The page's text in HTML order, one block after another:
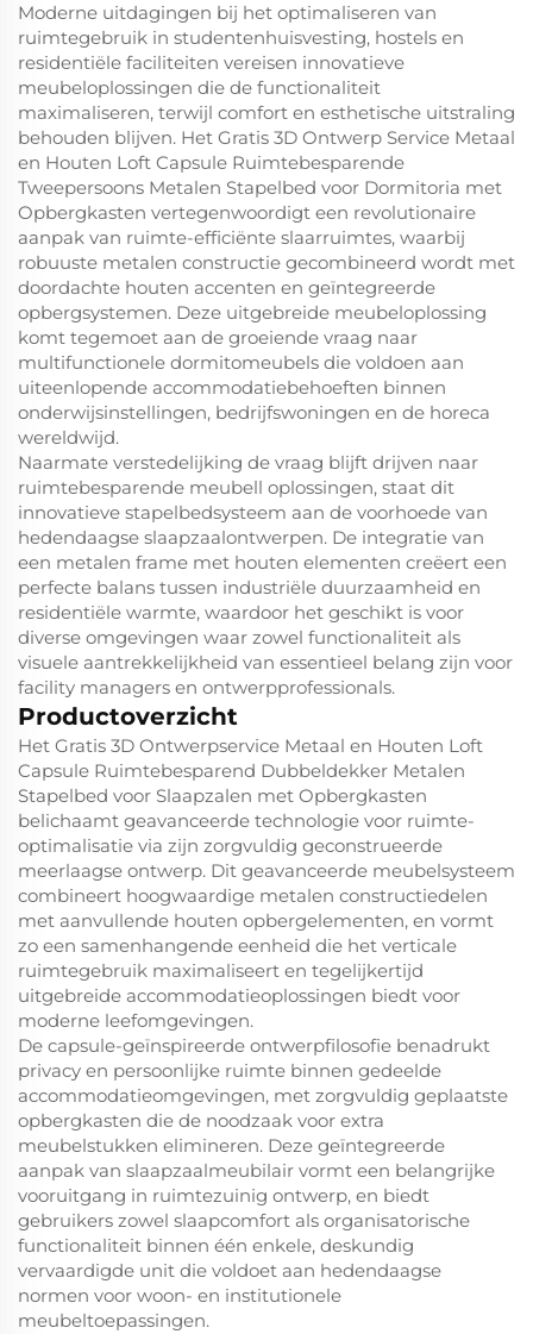
Moderne uitdagingen bij het optimaliseren van
ruimtegebruik in studentenhuisvesting, hostels en
residentiële faciliteiten vereisen innovatieve
meubeloplossingen die de functionaliteit
maximaliseren, terwijl comfort en esthetische uitstraling
behouden blijven. Het Gratis 3D Ontwerp Service Metaal
en Houten Loft Capsule Ruimtebesparende
Tweepersoons Metalen Stapelbed voor Dormitoria met
Opbergkasten vertegenwoordigt een revolutionaire
aanpak van ruimte-efficiënte slaarruimtes, waarbij
robuuste metalen constructie gecombineerd wordt met
doordachte houten accenten en geïntegreerde
opbergsystemen. Deze uitgebreide meubeloplossing
komt tegemoet aan de groeiende vraag naar
multifunctionele dormitomeubels die voldoen aan
uiteenlopende accommodatiebehoeften binnen
onderwijsinstellingen, bedrijfswoningen en de horeca
wereldwijd.
Naarmate verstedelijking de vraag blijft drijven naar
ruimtebesparende meubell oplossingen, staat dit
innovatieve stapelbedsysteem aan de voorhoede van
hedendaagse slaapzaalontwerpen. De integratie van
een metalen frame met houten elementen creëert een
perfecte balans tussen industriële duurzaamheid en
residentiële warmte, waardoor het geschikt is voor
diverse omgevingen waar zowel functionaliteit als
visuele aantrekkelijkheid van essentieel belang zijn voor
facility managers en ontwerpprofessionals.
Productoverzicht
Het Gratis 3D Ontwerpservice Metaal en Houten Loft
Capsule Ruimtebesparend Dubbeldekker Metalen
Stapelbed voor Slaapzalen met Opbergkasten
belichaamt geavanceerde technologie voor ruimte-
optimalisatie via zijn zorgvuldig geconstrueerde
meerlaagse ontwerp. Dit geavanceerde meubelsysteem
combineert hoogwaardige metalen constructiedelen
met aanvullende houten opbergelementen, en vormt
zo een samenhangende eenheid die het verticale
ruimtegebruik maximaliseert en tegelijkertijd
uitgebreide accommodatieoplossingen biedt voor
moderne leefomgevingen.
De capsule-geïnspireerde ontwerpfilosofie benadrukt
privacy en persoonlijke ruimte binnen gedeelde
accommodatieomgevingen, met zorgvuldig geplaatste
opbergkasten die de noodzaak voor extra
meubelstukken elimineren. Deze geïntegreerde
aanpak van slaapzaalmeubilair vormt een belangrijke
vooruitgang in ruimtezuinig ontwerp, en biedt
gebruikers zowel slaapcomfort als organisatorische
functionaliteit binnen één enkele, deskundig
vervaardigde unit die voldoet aan hedendaagse
normen voor woon- en institutionele
meubeltoepassingen.